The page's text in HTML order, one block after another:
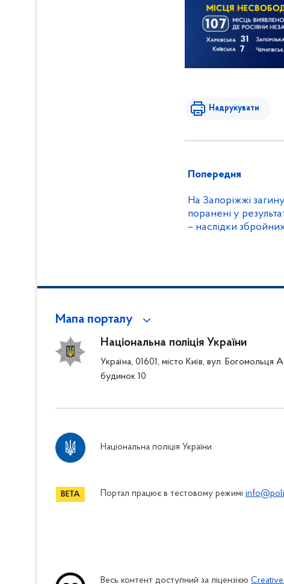
Надрукувати
Попередня
На Запоріжжі
поранені у
– наслідки
Мапа порталу
Національна поліція України
Україна, 01601, місто Київ, вул. Богомольця
будинок 10
Національна поліція України
Портал працює в тестовому режимі
Весь контент доступний за ліцензією